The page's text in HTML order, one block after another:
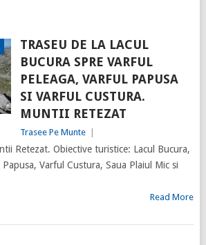
TRASEU DE LA LACUL
BUCURA SPRE VARFUL
PELEAGA, VARFUL PAPUSA
SI VARFUL CUSTURA.
MUNTII RETEZAT
Trasee Pe Munte
Retezat. Obiective turistice: Lacul Bucura,
Varful Custura, Saua Plaiul Mic si
Read More